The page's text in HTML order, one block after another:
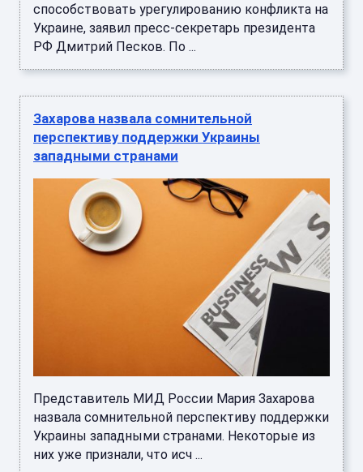
способствовать урегулированию конфликта на
Украине, заявил пресс-секретарь президента
РФ Дмитрий Песков. По ...
Захарова назвала сомнительной
перспективу поддержки Украины
западными странами
Представитель МИД России Мария Захарова
назвала сомнительной перспективу поддержки
Украины западными странами. Некоторые из
них уже признали, что исч ...